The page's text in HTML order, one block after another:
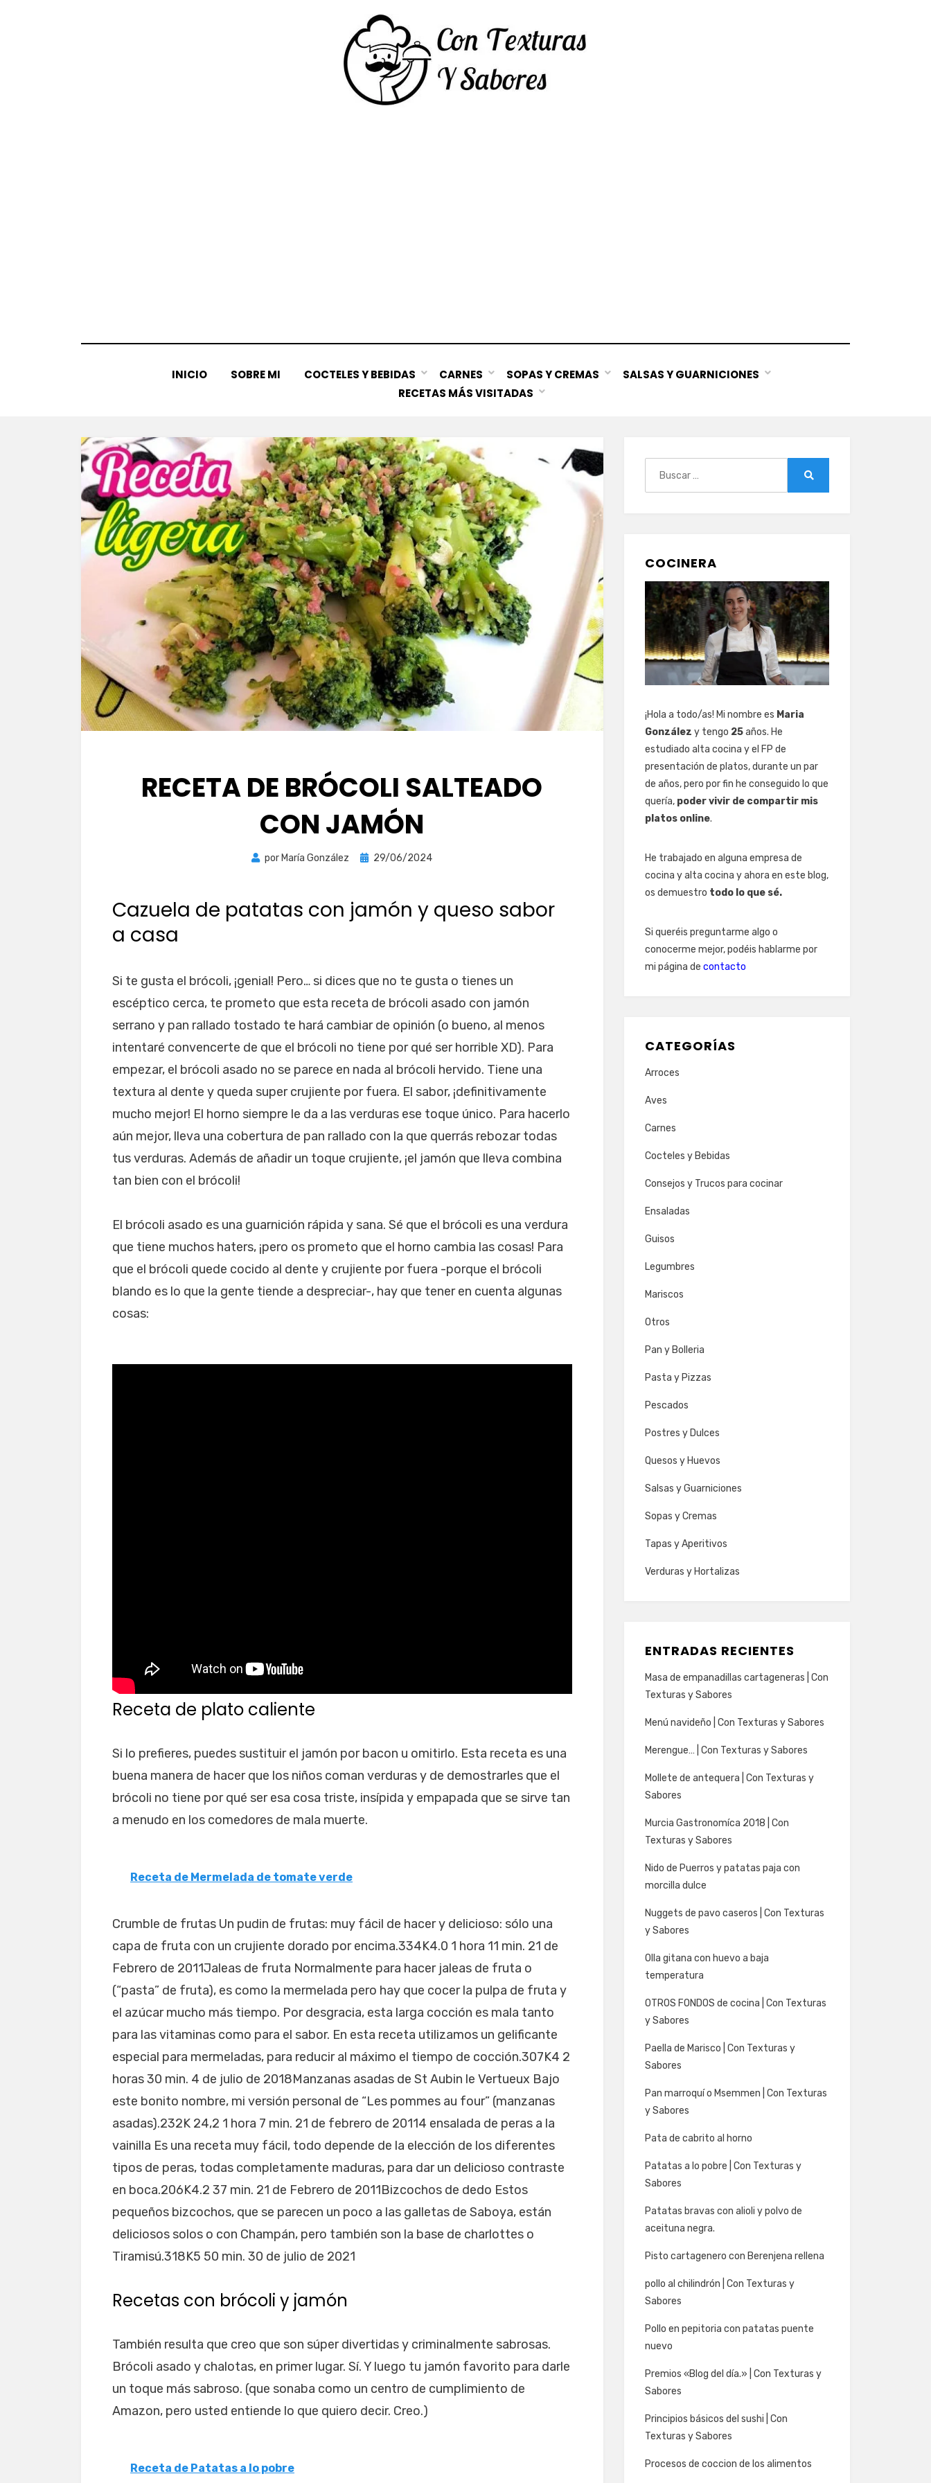
INICIO SOBRE MI COCTELES Y BEBIDAS CARNES SOPAS Y CREMAS
SALSAS Y GUARNICIONES
RECETAS MÁS VISITADAS
RECETA DE BRÓCOLI SALTEADO
CON JAMÓN
por María González
Publicada
29/06/2024
Cazuela de patatas con jamón y queso sabor
a casa
Si te gusta el brócoli, ¡genial! Pero… si dices que no te gusta o tienes un
escéptico cerca, te prometo que esta receta de brócoli asado con jamón
serrano y pan rallado tostado te hará cambiar de opinión (o bueno, al menos
intentaré convencerte de que el brócoli no tiene por qué ser horrible XD). Para
empezar, el brócoli asado no se parece en nada al brócoli hervido. Tiene una
textura al dente y queda super crujiente por fuera. El sabor, ¡definitivamente
mucho mejor! El horno siempre le da a las verduras ese toque único. Para hacerlo
aún mejor, lleva una cobertura de pan rallado con la que querrás rebozar todas
tus verduras. Además de añadir un toque crujiente, ¡el jamón que lleva combina
tan bien con el brócoli!
El brócoli asado es una guarnición rápida y sana. Sé que el brócoli es una verdura
que tiene muchos haters, ¡pero os prometo que el horno cambia las cosas! Para
que el brócoli quede cocido al dente y crujiente por fuera -porque el brócoli
blando es lo que la gente tiende a despreciar-, hay que tener en cuenta algunas
cosas:
Receta de plato caliente
Si lo prefieres, puedes sustituir el jamón por bacon u omitirlo. Esta receta es una
buena manera de hacer que los niños coman verduras y de demostrarles que el
brócoli no tiene por qué ser esa cosa triste, insípida y empapada que se sirve tan
a menudo en los comedores de mala muerte.
Receta de Mermelada de tomate verde
Crumble de frutas Un pudin de frutas: muy fácil de hacer y delicioso: sólo una
capa de fruta con un crujiente dorado por encima.334K4.0 1 hora 11 min. 21 de
Febrero de 2011Jaleas de fruta Normalmente para hacer jaleas de fruta o
(“pasta” de fruta), es como la mermelada pero hay que cocer la pulpa de fruta y
el azúcar mucho más tiempo. Por desgracia, esta larga cocción es mala tanto
para las vitaminas como para el sabor. En esta receta utilizamos un gelificante
especial para mermeladas, para reducir al máximo el tiempo de cocción.307K4 2
horas 30 min. 4 de julio de 2018Manzanas asadas de St Aubin le Vertueux Bajo
este bonito nombre, mi versión personal de “Les pommes au four” (manzanas
asadas).232K 24,2 1 hora 7 min. 21 de febrero de 20114 ensalada de peras a la
vainilla Es una receta muy fácil, todo depende de la elección de los diferentes
tipos de peras, todas completamente maduras, para dar un delicioso contraste
en boca.206K4.2 37 min. 21 de Febrero de 2011Bizcochos de dedo Estos
pequeños bizcochos, que se parecen un poco a las galletas de Saboya, están
deliciosos solos o con Champán, pero también son la base de charlottes o
Tiramisú.318K5 50 min. 30 de julio de 2021
Recetas con brócoli y jamón
También resulta que creo que son súper divertidas y criminalmente sabrosas.
Brócoli asado y chalotas, en primer lugar. Sí. Y luego tu jamón favorito para darle
un toque más sabroso. (que sonaba como un centro de cumplimiento de
Amazon, pero usted entiende lo que quiero decir. Creo.)
Receta de Patatas a lo pobre
COCINERA
¡Hola a todo/as! Mi nombre es Maria
González y tengo 25años. He
estudiado alta cocina y el FP de
presentación de platos, durante un par
de años, pero por fin he conseguido lo que
quería, poder vivir de compartir mis
platos online.
He trabajado en alguna empresa de
cocina y alta cocina y ahora en este blog,
os demuestro todo lo que sé.
Si queréis preguntarme algo o
conocerme mejor, podéis hablarme por
mi página de contacto
CATEGORÍAS
Arroces
Aves
Carnes
Cocteles y Bebidas
Consejos y Trucos para cocinar
Ensaladas
Guisos
Legumbres
Mariscos
Otros
Pan y Bolleria
Pasta y Pizzas
Pescados
Postres y Dulces
Quesos y Huevos
Salsas y Guarniciones
Sopas y Cremas
Tapas y Aperitivos
Verduras y Hortalizas
ENTRADAS RECIENTES
Masa de empanadillas cartageneras | Con
Texturas y Sabores
Menú navideño | Con Texturas y Sabores
Merengue… | Con Texturas y Sabores
Mollete de antequera | Con Texturas y
Sabores
Murcia Gastronomíca 2018 | Con
Texturas y Sabores
Nido de Puerros y patatas paja con
morcilla dulce
Nuggets de pavo caseros | Con Texturas
y Sabores
Olla gitana con huevo a baja
temperatura
OTROS FONDOS de cocina | Con Texturas
y Sabores
Paella de Marisco | Con Texturas y
Sabores
Pan marroquí o Msemmen | Con Texturas
y Sabores
Pata de cabrito al horno
Patatas a lo pobre | Con Texturas y
Sabores
Patatas bravas con alioli y polvo de
aceituna negra.
Pisto cartagenero con Berenjena rellena
pollo al chilindrón | Con Texturas y
Sabores
Pollo en pepitoria con patatas puente
nuevo
Premios «Blog del día.» | Con Texturas y
Sabores
Principios básicos del sushi | Con
Texturas y Sabores
Procesos de coccion de los alimentos